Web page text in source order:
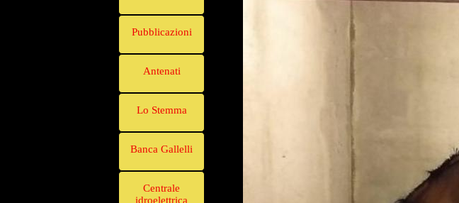
Pubblicazioni
Antenati
Lo Stemma
Banca Gallelli
Centrale
idroelettrica